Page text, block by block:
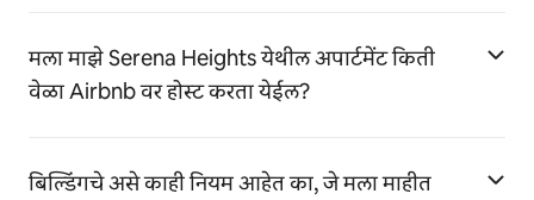
मला माझे Serena Heights येथील अपार्टमेंट किती
वेळा Airbnb वर होस्ट करता येईल?
बिल्डिंगचे असे काही नियम आहेत का, जे मला माहीत